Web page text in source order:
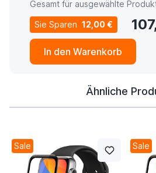
Gesamt für ausgewählte
Sie Sparen 12,00 €
In den Warenkorb
Ähnliche
Sale Sale